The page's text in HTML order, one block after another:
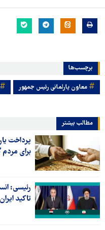
برچسب‌ها
معاون پارلمانی رئیس جمهور
مطالب بیشتر
پرداخت
برای
رئیسی:
تاکید